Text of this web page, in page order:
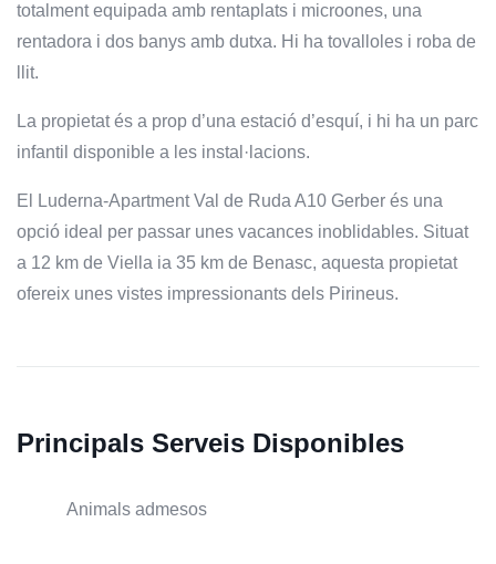
totalment equipada amb rentaplats i microones, una
rentadora i dos banys amb dutxa. Hi ha tovalloles i roba de
llit.
La propietat és a prop d’una estació d’esquí, i hi ha un parc
infantil disponible a les instal·lacions.
El Luderna-Apartment Val de Ruda A10 Gerber és una
opció ideal per passar unes vacances inoblidables. Situat
a 12 km de Viella ia 35 km de Benasc, aquesta propietat
ofereix unes vistes impressionants dels Pirineus.
Principals Serveis Disponibles
Animals admesos